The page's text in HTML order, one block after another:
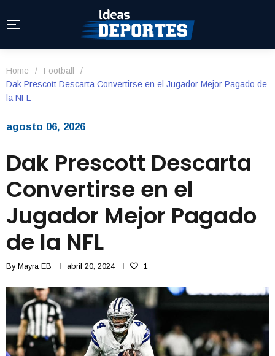
Home / Football
/
Dak Prescott Descarta Convertirse en el Jugador Mejor Pagado de
la NFL
agosto 06, 2026
Dak Prescott Descarta
Convertirse en el
Jugador Mejor Pagado
de la NFL
By Mayra EB abril 20, 2024 1